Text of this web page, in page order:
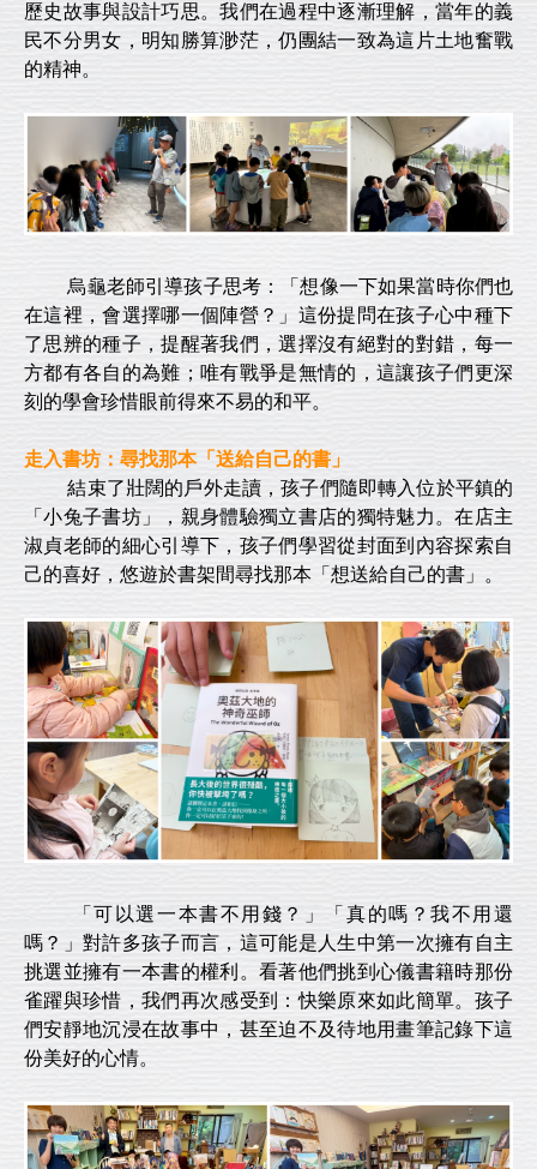
歷史故事與設計巧思。我們在過程中逐漸理解，當年的義
民不分男女，明知勝算渺茫，仍團結一致為這片土地奮戰
的精神。
烏龜老師引導孩子思考：「想像一下如果當時你們也
在這裡，會選擇哪一個陣營？」這份提問在孩子心中種下
了思辨的種子，提醒著我們，選擇沒有絕對的對錯，每一
方都有各自的為難；唯有戰爭是無情的，這讓孩子們更深
刻的學會珍惜眼前得來不易的和平。
走入書坊：尋找那本「送給自己的書」
結束了壯闊的戶外走讀，孩子們隨即轉入位於平鎮的
「小兔子書坊」，親身體驗獨立書店的獨特魅力。在店主
淑貞老師的細心引導下，孩子們學習從封面到內容探索自
己的喜好，悠遊於書架間尋找那本「想送給自己的書」。
「可以選一本書不用錢？」「真的嗎？我不用還
嗎？」對許多孩子而言，這可能是人生中第一次擁有自主
挑選並擁有一本書的權利。看著他們挑到心儀書籍時那份
雀躍與珍惜，我們再次感受到：快樂原來如此簡單。孩子
們安靜地沉浸在故事中，甚至迫不及待地用畫筆記錄下這
份美好的心情。